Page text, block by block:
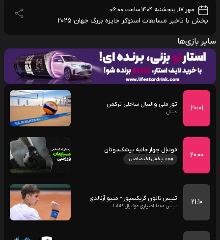
مهر ۱۷, پنجشنبه ۱۴۰۴ ساعت ۰۶:۰۰
پخش با تاخیر مسابقات اسنوکر جایزه بزرگ جهان 2025
سایر بازی‌ها
۲۰:۰۱ تور ملی والیبال ساحلی ترکمن
فینال
۲۰:۰۰
فوتبال چهار جانبه پیشکسوتان
پخش اختصاصی
۲۱:۱۰ تنیس تالون گریکسپور - متیو آرنالدی
تنیس 1000 امتیازی مونترال کانادا